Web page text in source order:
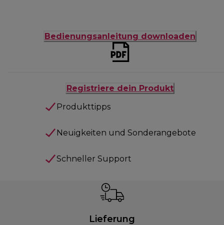
Bedienungsanleitung downloaden
Registriere dein Produkt
Produkttipps
Neuigkeiten und Sonderangebote
Schneller Support
Lieferung